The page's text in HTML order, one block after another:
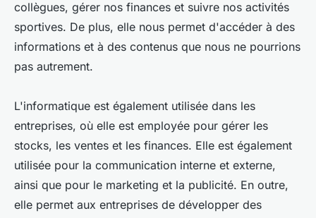
collègues, gérer nos finances et suivre nos activités
sportives. De plus, elle nous permet d'accéder à des
informations et à des contenus que nous ne pourrions
pas autrement.
L'informatique est également utilisée dans les
entreprises, où elle est employée pour gérer les
stocks, les ventes et les finances. Elle est également
utilisée pour la communication interne et externe,
ainsi que pour le marketing et la publicité. En outre,
elle permet aux entreprises de développer des